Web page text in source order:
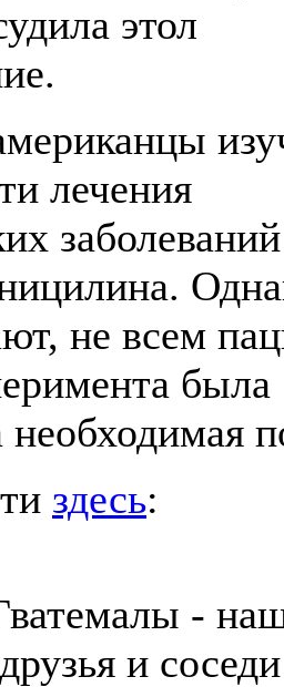
этол
лечения
не всем
была
необходимая
здесь:
-
и